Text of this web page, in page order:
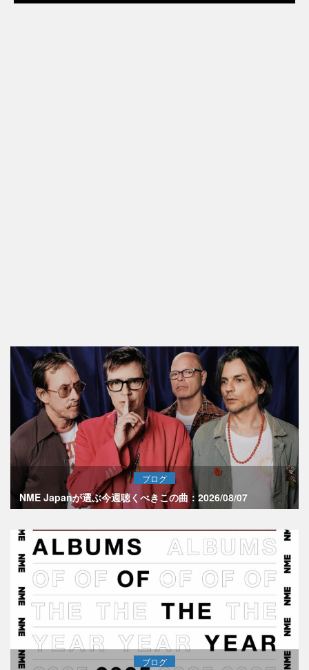
ブログ
NME Japanが選ぶ今週聴くべきこの曲：2026/08/07
ブログ